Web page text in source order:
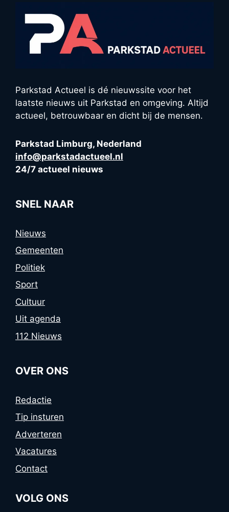
Parkstad Actueel is dé nieuwssite voor het
laatste nieuws uit Parkstad en omgeving. Altijd
actueel, betrouwbaar en dicht bij de mensen.
Parkstad Limburg, Nederland
info@parkstadactueel.nl
24/7 actueel nieuws
SNEL NAAR
Nieuws
Gemeenten
Politiek
Sport
Cultuur
Uit agenda
112 Nieuws
OVER ONS
Redactie
Tip insturen
Adverteren
Vacatures
Contact
VOLG ONS